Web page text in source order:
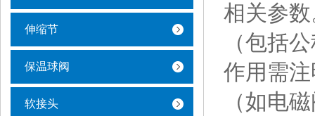
相关参
（包括
作用需
（如电
伸缩节
保温球阀
软接头